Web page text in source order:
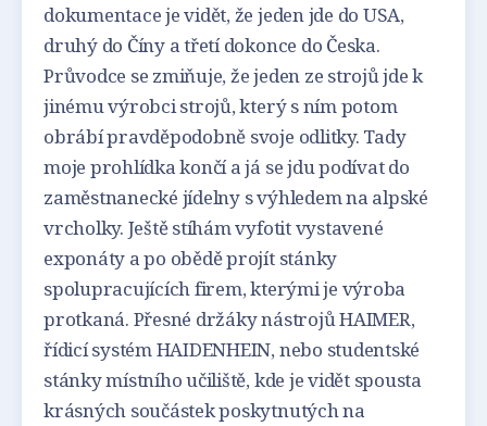
dokumentace je vidět, že jeden jde do USA,
druhý do Číny a třetí dokonce do Česka.
Průvodce se zmiňuje, že jeden ze strojů jde k
jinému výrobci strojů, který s ním potom
obrábí pravděpodobně svoje odlitky. Tady
moje prohlídka končí a já se jdu podívat do
zaměstnanecké jídelny s výhledem na alpské
vrcholky. Ještě stíhám vyfotit vystavené
exponáty a po obědě projít stánky
spolupracujících firem, kterými je výroba
protkaná. Přesné držáky nástrojů HAIMER,
řídicí systém HAIDENHEIN, nebo studentské
stánky místního učiliště, kde je vidět spousta
krásných součástek poskytnutých na